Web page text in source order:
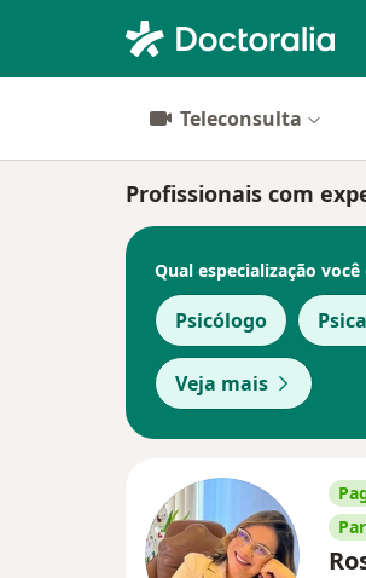
Teleconsulta
Profissionais com
Qual especialização
Psicólogo
Veja mais